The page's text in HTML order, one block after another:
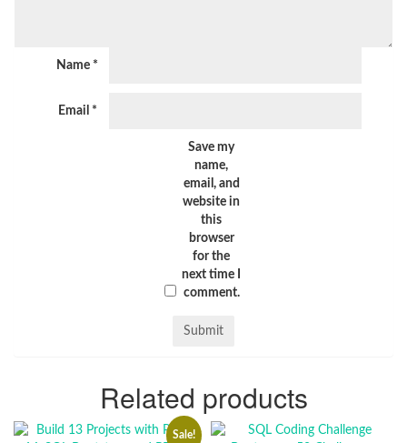
Name *
Email *
Save my
name,
email, and
website in
this
browser
for the
next time I
comment.
Related products
Sale!